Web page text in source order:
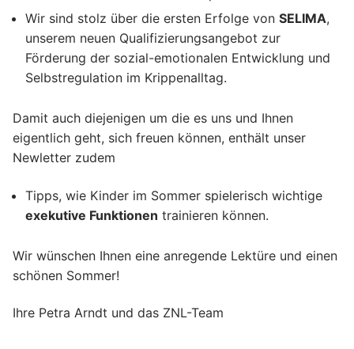
Wir sind stolz über die ersten Erfolge von SELIMA,
unserem neuen Qualifizierungsangebot zur
Förderung der sozial-emotionalen Entwicklung und
Selbstregulation im Krippenalltag.
Damit auch diejenigen um die es uns und Ihnen
eigentlich geht, sich freuen können, enthält unser
Newletter zudem
Tipps, wie Kinder im Sommer spielerisch wichtige
exekutive Funktionen trainieren können.
Wir wünschen Ihnen eine anregende Lektüre und einen
schönen Sommer!
Ihre Petra Arndt und das ZNL-Team